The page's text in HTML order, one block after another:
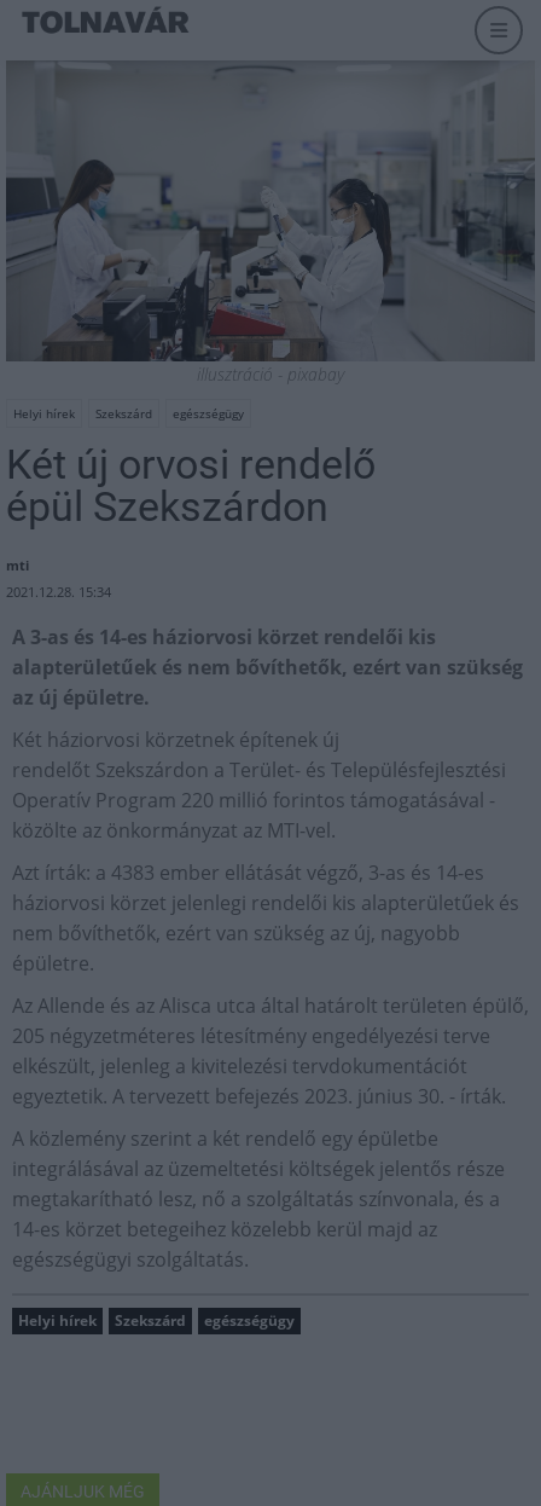
illusztráció - pixabay
Helyi hírek Szekszárd egészségügy
Két új orvosi rendelő
épül Szekszárdon
mti
2021.12.28. 15:34
A 3-as és 14-es háziorvosi körzet rendelői kis
alapterületűek és nem bővíthetők, ezért van szükség
az új épületre.
Két háziorvosi körzetnek építenek új
rendelőt Szekszárdon a Terület- és Településfejlesztési
Operatív Program 220 millió forintos támogatásával -
közölte az önkormányzat az MTI-vel.
Azt írták: a 4383 ember ellátását végző, 3-as és 14-es
háziorvosi körzet jelenlegi rendelői kis alapterületűek és
nem bővíthetők, ezért van szükség az új, nagyobb
épületre.
Az Allende és az Alisca utca által határolt területen épülő,
205 négyzetméteres létesítmény engedélyezési terve
elkészült, jelenleg a kivitelezési tervdokumentációt
egyeztetik. A tervezett befejezés 2023. június 30. - írták.
A közlemény szerint a két rendelő egy épületbe
integrálásával az üzemeltetési költségek jelentős része
megtakarítható lesz, nő a szolgáltatás színvonala, és a
14-es körzet betegeihez közelebb kerül majd az
egészségügyi szolgáltatás.
Helyi hírek Szekszárd egészségügy
AJÁNLJUK MÉG